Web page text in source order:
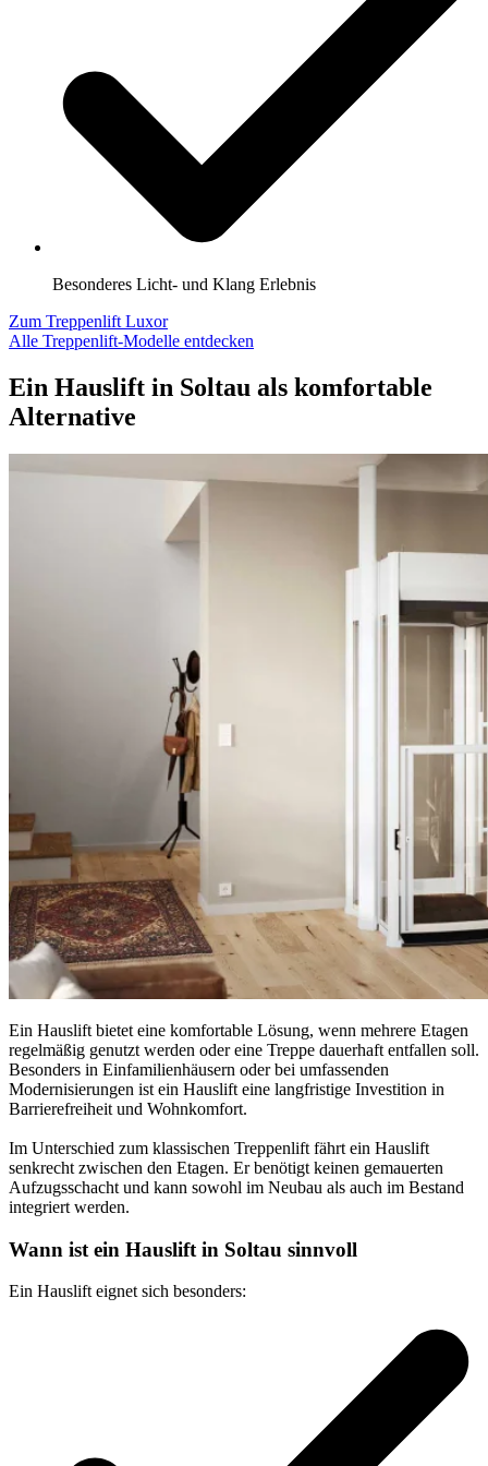
Besonderes Licht- und Klang Erlebnis
Zum Treppenlift Luxor
Alle Treppenlift-Modelle entdecken
Ein Hauslift in Soltau als komfortable
Alternative
Ein Hauslift bietet eine komfortable Lösung, wenn mehrere Etagen
regelmäßig genutzt werden oder eine Treppe dauerhaft entfallen soll.
Besonders in Einfamilienhäusern oder bei umfassenden
Modernisierungen ist ein Hauslift eine langfristige Investition in
Barrierefreiheit und Wohnkomfort.
Im Unterschied zum klassischen Treppenlift fährt ein Hauslift
senkrecht zwischen den Etagen. Er benötigt keinen gemauerten
Aufzugsschacht und kann sowohl im Neubau als auch im Bestand
integriert werden.
Wann ist ein Hauslift in Soltau sinnvoll
Ein Hauslift eignet sich besonders: